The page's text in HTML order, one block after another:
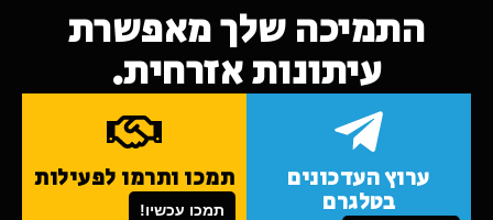
התמיכה שלך מאפשרת
עיתונות אזרחית.
ערוץ העדכונים
בטלגרם
תמכו ותרמו לפעילות
תמכו עכשיו!